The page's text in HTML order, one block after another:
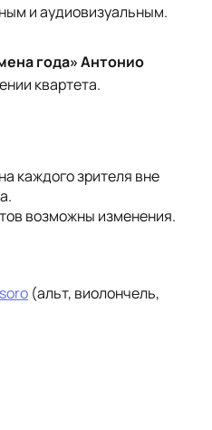
и аудиовизуальным.
года» Антонио
квартета.
каждого зрителя вне
возможны изменения.
(альт, виолончель,